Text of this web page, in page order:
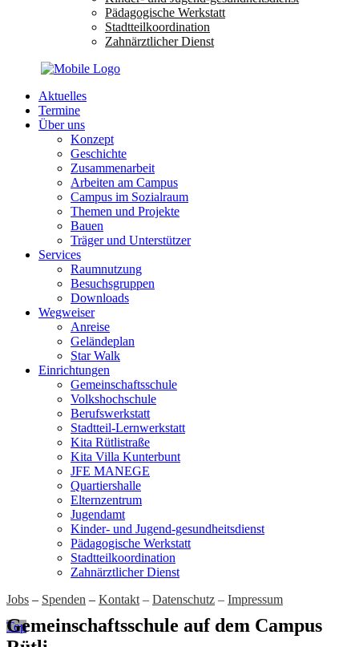
Pädagogische Werkstatt
Stadtteilkoordination
Zahnärztlicher Dienst
Aktuelles
Termine
Über uns
Konzept
Geschichte
Zusammenarbeit
Arbeiten am Campus
Campus im Sozialraum
Themen und Projekte
Bauen
Träger und Unterstützer
Services
Raumnutzung
Besuchsgruppen
Downloads
Wegweiser
Anreise
Geländeplan
Star Walk
Einrichtungen
Gemeinschaftsschule
Volkshochschule
Berufswerkstatt
Stadtteil-Lernwerkstatt
Kita Rütlistraße
Kita Villa Kunterbunt
JFE MANEGE
Quartiershalle
Elternzentrum
Jugendamt
Kinder- und Jugend-gesundheitsdienst
Pädagogische Werkstatt
Stadtteilkoordination
Zahnärztlicher Dienst
Jobs – Spenden – Kontakt – Datenschutz – Impressum
Top
Gemeinschaftsschule auf dem Campus